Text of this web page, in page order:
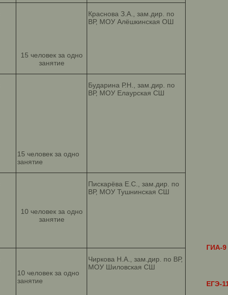
15 человек за одно
занятие
Краснова З.А., зам.дир. по
ВР, МОУ Алёшкинская ОШ
15 человек за одно
занятие
Бударина Р.Н., зам.дир. по
ВР, МОУ Елаурская СШ
10 человек за одно
занятие
Пискарёва Е.С., зам.дир. по
ВР, МОУ Тушнинская СШ
10 человек за одно
занятие
Чиркова Н.А., зам.дир. по ВР,
МОУ Шиловская СШ
ГИА-9
ЕГЭ-